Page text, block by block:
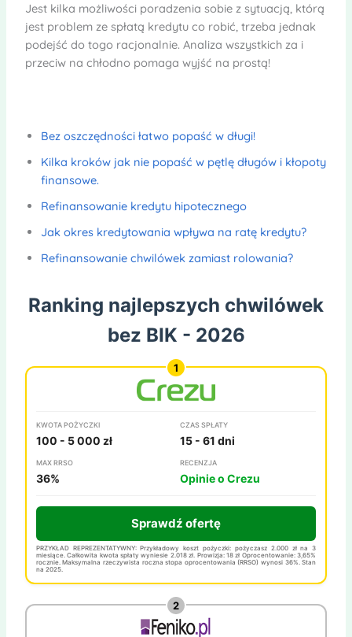
Jest kilka możliwości poradzenia sobie z sytuacją, którą
jest problem ze spłatą kredytu co robić, trzeba jednak
podejść do togo racjonalnie. Analiza wszystkich za i
przeciw na chłodno pomaga wyjść na prostą!
Bez oszczędności łatwo popaść w długi!
Kilka kroków jak nie popaść w pętlę długów i kłopoty
finansowe.
Refinansowanie kredytu hipotecznego
Jak okres kredytowania wpływa na ratę kredytu?
Refinansowanie chwilówek zamiast rolowania?
Ranking najlepszych chwilówek
bez BIK - 2026
KWOTA POŻYCZKI
100 - 5 000 zł
CZAS SPŁATY
15 - 61 dni
MAX RRSO
36%
RECENZJA
Opinie o Crezu
Sprawdź ofertę
PRZYKŁAD REPREZENTATYWNY: Przykładowy koszt pożyczki: pożyczasz 2.000 zł na 3
miesiące. Całkowita kwota spłaty wyniesie 2.018 zł. Prowizja: 18 zł Oprocentowanie: 3,65%
rocznie. Maksymalna rzeczywista roczna stopa oprocentowania (RRSO) wynosi 36%. Stan
na 2025.